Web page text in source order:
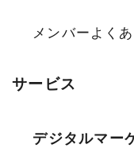
メンバー よく
サービス
デジタルマー